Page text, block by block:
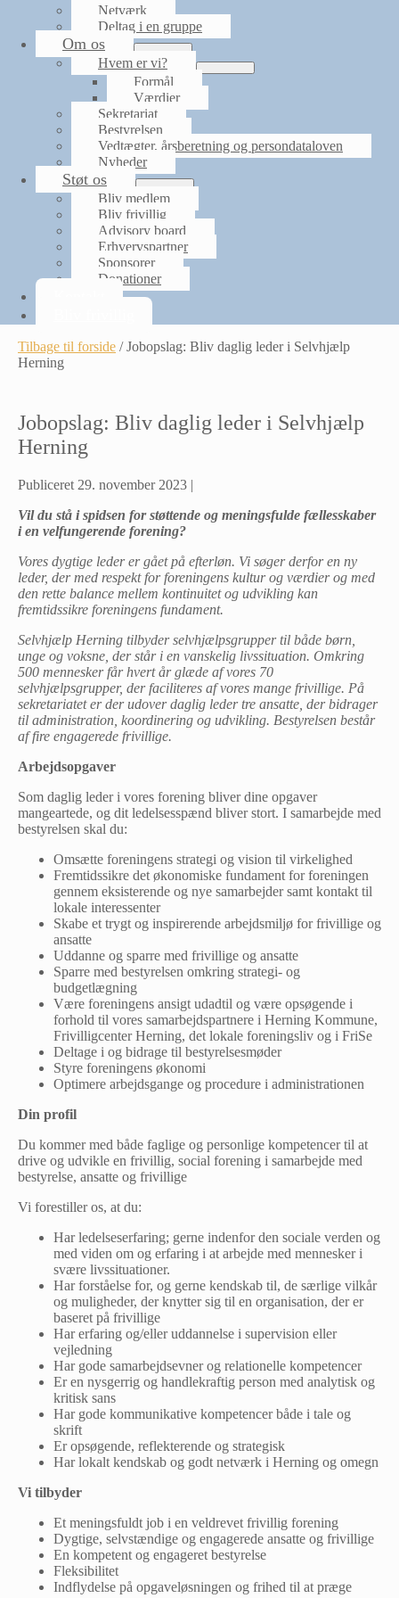
Netværk
Deltag i en gruppe
Om os
Menu
Toggle
Hvem er vi?
Menu
Formål
Værdier
Sekretariat
Bestyrelsen
Vedtægter, årsberetning og persondataloven
Nyheder
Støt os
Menu
Toggle
Bliv medlem
Bliv frivillig
Advisory board
Erhvervspartner
Sponsorer
Donationer
Tilbage til forside /Jobopslag: Bliv daglig leder i Selvhjælp
Herning
Jobopslag: Bliv daglig leder i Selvhjælp
Herning
Publiceret 29. november 2023 |
Vil du stå i spidsen for støttende og meningsfulde fællesskaber
i en velfungerende forening?
Vores dygtige leder er gået på efterløn. Vi søger derfor en ny
leder, der med respekt for foreningens kultur og værdier og med
den rette balance mellem kontinuitet og udvikling kan
fremtidssikre foreningens fundament.
Selvhjælp Herning tilbyder selvhjælpsgrupper til både børn,
unge og voksne, der står i en vanskelig livssituation. Omkring
500 mennesker får hvert år glæde af vores 70
selvhjælpsgrupper, der faciliteres af vores mange frivillige. På
sekretariatet er der udover daglig leder tre ansatte, der bidrager
til administration, koordinering og udvikling. Bestyrelsen består
af fire engagerede frivillige.
Arbejdsopgaver
Som daglig leder i vores forening bliver dine opgaver
mangeartede, og dit ledelsesspænd bliver stort. I samarbejde med
bestyrelsen skal du:
Omsætte foreningens strategi og vision til virkelighed
Fremtidssikre det økonomiske fundament for foreningen
gennem eksisterende og nye samarbejder samt kontakt til
lokale interessenter
Skabe et trygt og inspirerende arbejdsmiljø for frivillige og
ansatte
Uddanne og sparre med frivillige og ansatte
Sparre med bestyrelsen omkring strategi- og
budgetlægning
Være foreningens ansigt udadtil og være opsøgende i
forhold til vores samarbejdspartnere i Herning Kommune,
Frivilligcenter Herning, det lokale foreningsliv og i FriSe
Deltage i og bidrage til bestyrelsesmøder
Styre foreningens økonomi
Optimere arbejdsgange og procedure i administrationen
Din profil
Du kommer med både faglige og personlige kompetencer til at
drive og udvikle en frivillig, social forening i samarbejde med
bestyrelse, ansatte og frivillige
Vi forestiller os, at du:
Har ledelseserfaring; gerne indenfor den sociale verden og
med viden om og erfaring i at arbejde med mennesker i
svære livssituationer.
Har forståelse for, og gerne kendskab til, de særlige vilkår
og muligheder, der knytter sig til en organisation, der er
baseret på frivillige
Har erfaring og/eller uddannelse i supervision eller
vejledning
Har gode samarbejdsevner og relationelle kompetencer
Er en nysgerrig og handlekraftig person med analytisk og
kritisk sans
Har gode kommunikative kompetencer både i tale og
skrift
Er opsøgende, reflekterende og strategisk
Har lokalt kendskab og godt netværk i Herning og omegn
Vi tilbyder
Et meningsfuldt job i en veldrevet frivillig forening
Dygtige, selvstændige og engagerede ansatte og frivillige
En kompetent og engageret bestyrelse
Fleksibilitet
Indflydelse på opgaveløsningen og frihed til at præge